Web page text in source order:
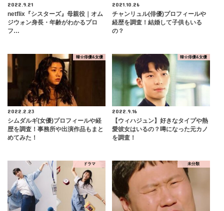
2022.9.21
netflix『シスターズ』母親役｜オム
ジウォン身長・年齢がわかるプロ
フ…
2021.10.26
チャンリュル(俳優)プロフィールや
経歴を調査！結婚して子供もいる
の？
韓☆俳優&女優
2022.2.23
シムダルギ(女優)プロフィールや経
歴を調査！事務所や出演作品もまと
めてみた！
韓☆俳優&女優
2022.9.16
【ウィハジュン】好きなタイプや熱
愛彼女はいるの？噂になった元カノ
を調査！
ドラマ 未分類